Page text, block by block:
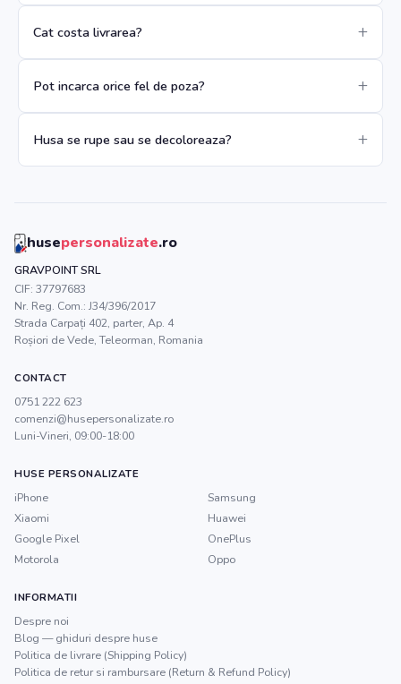
Cat costa livrarea?
Pot incarca orice fel de poza?
Husa se rupe sau se decoloreaza?
husepersonalizate.ro
GRAVPOINT SRL
CIF: 37797683
Nr. Reg. Com.: J34/396/2017
Strada Carpați 402, parter, Ap. 4
Roșiori de Vede,Teleorman, Romania
CONTACT
0751 222 623
comenzi@husepersonalizate.ro
Luni-Vineri, 09:00-18:00
HUSE PERSONALIZATE
iPhone
Samsung
Xiaomi
Huawei
Google Pixel
OnePlus
Motorola
Oppo
INFORMATII
Despre noi
Blog — ghiduri despre huse
Politica de livrare (Shipping Policy)
Politica de retur si rambursare (Return & Refund Policy)